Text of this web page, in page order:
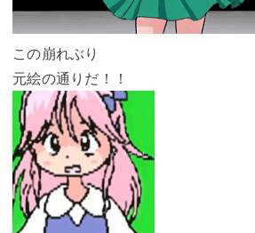
この崩れぶり
元絵の通りだ！！